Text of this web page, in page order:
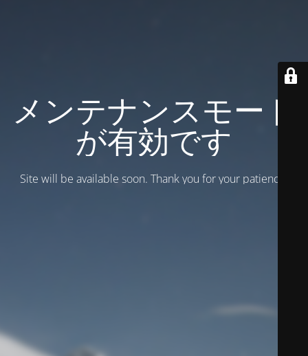
メンテナンスモード
が有効です
Site will be available soon. Thank you for your patience!